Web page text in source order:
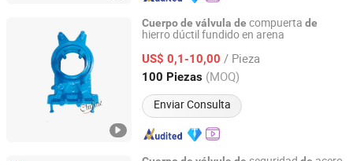
Cuerpode válvula de compuerta de
hierro dúctil fundido en arena
US$ 0,1-10,00 / Pieza
100 Piezas (MOQ)
Enviar Consulta
Qingdao Chifine Machinery Co., Ltd.
Shandong, China Desde 2013